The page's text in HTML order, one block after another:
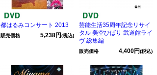
都はるみコンサート 2013
販売価格 5,238円(税込)
芸能生活35周年記念リサイ
タル 美空ひばり 武道館ライ
ヴ 総集編
販売価格 4,400円(税込)